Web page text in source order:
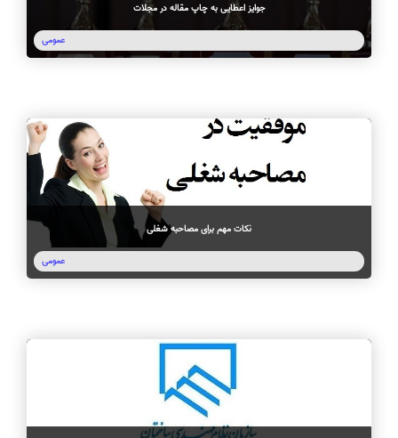
جوایز اعطایی به چاپ مقاله در مجلات
عمومی
نکات مهم برای مصاحبه شغلی
عمومی